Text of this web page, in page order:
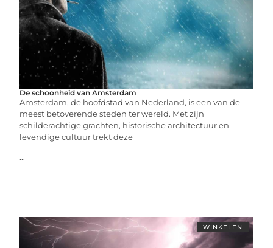
De schoonheid van Amsterdam
Amsterdam, de hoofdstad van Nederland, is een van de
meest betoverende steden ter wereld. Met zijn
schilderachtige grachten, historische architectuur en
levendige cultuur trekt deze
...
WINKELEN